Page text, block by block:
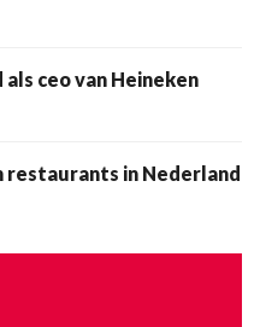
ceo van Heineken
in Nederland